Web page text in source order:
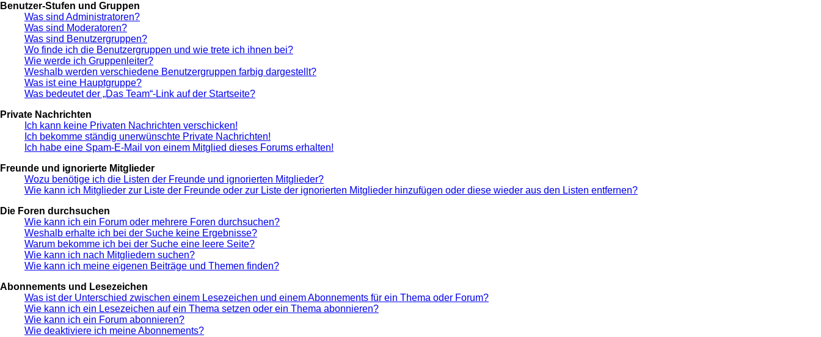
Benutzer-Stufen und Gruppen
Was sind Administratoren?
Was sind Moderatoren?
Was sind Benutzergruppen?
Wo finde ich die Benutzergruppen und wie trete ich ihnen bei?
Wie werde ich Gruppenleiter?
Weshalb werden verschiedene Benutzergruppen farbig dargestellt?
Was ist eine Hauptgruppe?
Was bedeutet der „Das Team“-Link auf der Startseite?
Private Nachrichten
Ich kann keine Privaten Nachrichten verschicken!
Ich bekomme ständig unerwünschte Private Nachrichten!
Ich habe eine Spam-E-Mail von einem Mitglied dieses Forums erhalten!
Freunde und ignorierte Mitglieder
Wozu benötige ich die Listen der Freunde und ignorierten Mitglieder?
Wie kann ich Mitglieder zur Liste der Freunde oder zur Liste der ignorierten Mitglieder hinzufügen oder diese wieder aus den Listen entfernen?
Die Foren durchsuchen
Wie kann ich ein Forum oder mehrere Foren durchsuchen?
Weshalb erhalte ich bei der Suche keine Ergebnisse?
Warum bekomme ich bei der Suche eine leere Seite?
Wie kann ich nach Mitgliedern suchen?
Wie kann ich meine eigenen Beiträge und Themen finden?
Abonnements und Lesezeichen
Was ist der Unterschied zwischen einem Lesezeichen und einem Abonnements für ein Thema oder Forum?
Wie kann ich ein Lesezeichen auf ein Thema setzen oder ein Thema abonnieren?
Wie kann ich ein Forum abonnieren?
Wie deaktiviere ich meine Abonnements?